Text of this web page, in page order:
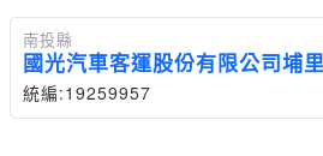
南投縣
國光汽車客運股份有限公司埔
統編:19259957